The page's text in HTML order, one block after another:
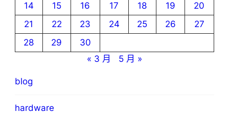
14
15 16 17 18 19
20
21
22 23 24 25 26
27
28
29
30
« 3 月
5 月 »
blog
hardware